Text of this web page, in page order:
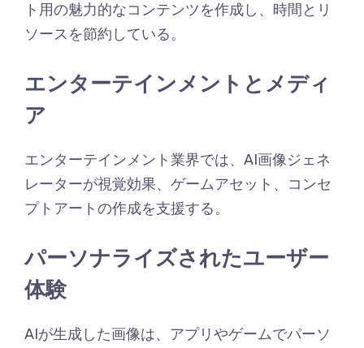
ト用の魅力的なコンテンツを作成し、時間とリ
ソースを節約している。
エンターテインメントとメディ
ア
エンターテインメント業界では、AI画像ジェネ
レーターが視覚効果、ゲームアセット、コンセ
プトアートの作成を支援する。
パーソナライズされたユーザー
体験
AIが生成した画像は、アプリやゲームでパーソ